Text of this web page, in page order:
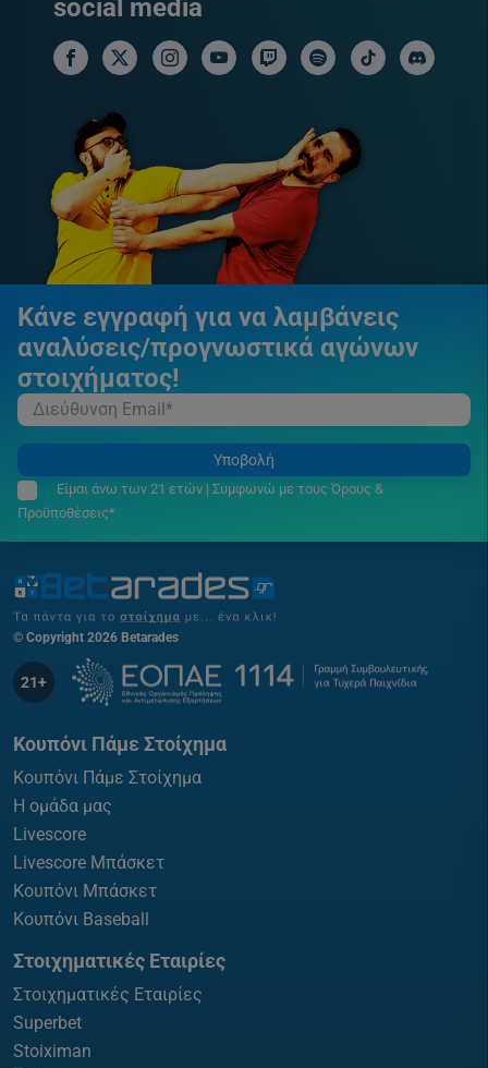
Κάνε εγγραφή για να λαμβάνεις
αναλύσεις/προγνωστικά αγώνων
στοιχήματος!
Υποβολή
Είμαι άνω των 21 ετών | Συμφωνώ με τους Όρους &
Προϋποθέσεις*
social media
facebook social link
x social linkinstagram social link
youtube social link
twitch social link
spotify social link
tiktok social link
discord
© Copyright 2026 Betarades
21+
Κουπόνι Πάμε Στοίχημα
Κουπόνι Πάμε Στοίχημα
Η ομάδα μας
Livescore
Livescore Μπάσκετ
Κουπόνι Μπάσκετ
Κουπόνι Baseball
Στοιχηματικές Εταιρίες
Στοιχηματικές Εταιρίες
Superbet
Stoiximan